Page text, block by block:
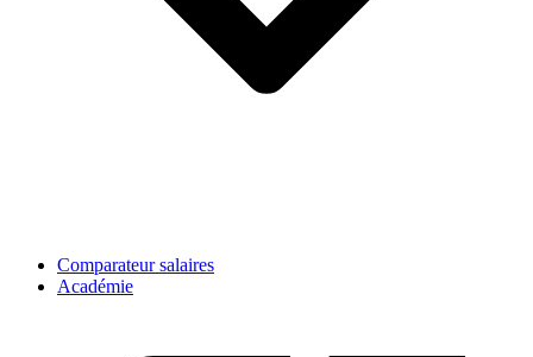
Comparateur salaires
Académie